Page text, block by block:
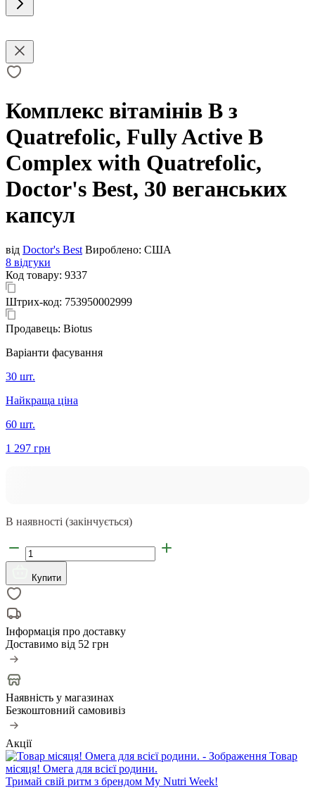
Комплекс вітамінів В з
Quatrefolic, Fully Active B
Complex with Quatrefolic,
Doctor's Best, 30 веганських
капсул
від Doctor's Best Вироблено: США
8 відгуки
Код товару: 9337
Штрих-код: 753950002999
Продавець: Biotus
Варіанти фасування
30 шт.
Найкраща ціна
60 шт.
1 297 грн
В наявності (закінчується)
Купити
Інформація про доставку
Доставимо від 52 грн
Наявність у магазинах
Безкоштовний самовивіз
Акції
Товар
місяця! Омега для всієї родини.
Тримай свій ритм з брендом My Nutri Week!